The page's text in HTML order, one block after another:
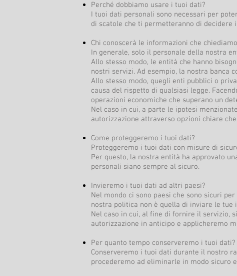
Perché dobbiamo usare i tuoi dati?
I tuoi dati personali sono necessari per
di scatole che ti permetteranno di
Chi conoscerà le informazioni che
In generale, solo il personale della nostra
Allo stesso modo, le entità che hanno
nostri servizi. Ad esempio, la nostra banca
Allo stesso modo, quegli enti pubblici o
causa del rispetto di qualsiasi legge.
operazioni economiche che superano un
Nel caso in cui, a parte le ipotesi
autorizzazione attraverso opzioni chiare
Come proteggeremo i tuoi dati?
Proteggeremo i tuoi dati con misure di
Per questo, la nostra entità ha approvato
personali siano sempre al sicuro.
Invieremo i tuoi dati ad altri paesi?
Nel mondo ci sono paesi che sono sicuri
nostra politica non è quella di inviare le tue
Nel caso in cui, al fine di fornire il servizio,
autorizzazione in anticipo e applicheremo
Per quanto tempo conserveremo i tuoi dati?
Conserveremo i tuoi dati durante il nostro
procederemo ad eliminarle in modo sicuro